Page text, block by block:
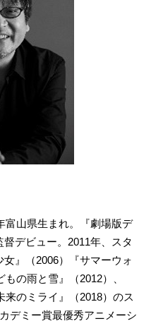
富山県生まれ。『劇場版デ
デビュー。2011年、スタ
』（2006）『サマーウォ
の雨と雪』（2012）、
来のミライ』（2018）のス
デミー賞最優秀アニメーシ